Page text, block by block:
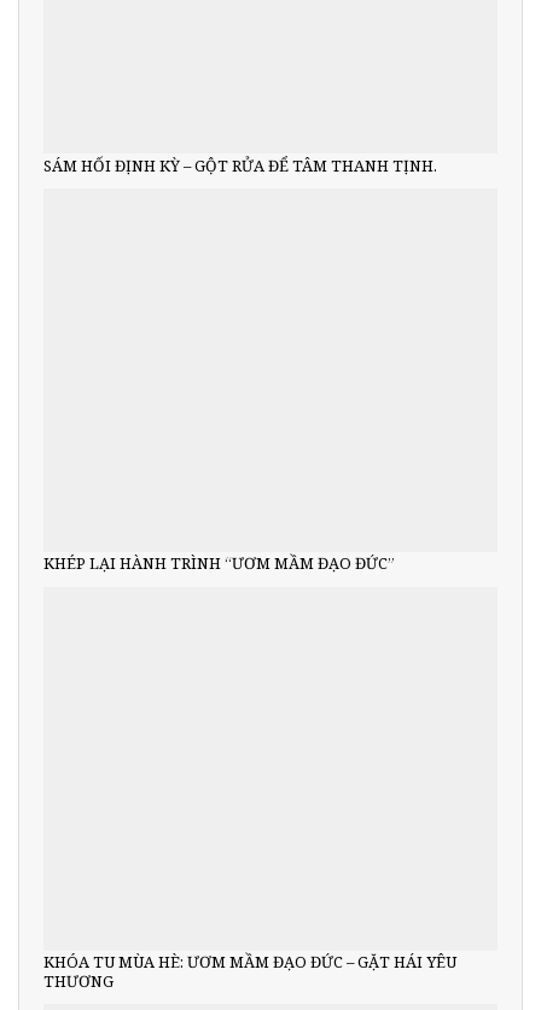
SÁM HỐI ĐỊNH KỲ – GỘT RỬA ĐỂ TÂM THANH TỊNH.
KHÉP LẠI HÀNH TRÌNH “ƯƠM MẦM ĐẠO ĐỨC”
KHÓA TU MÙA HÈ: ƯƠM MẦM ĐẠO ĐỨC – GẶT HÁI YÊU
THƯƠNG